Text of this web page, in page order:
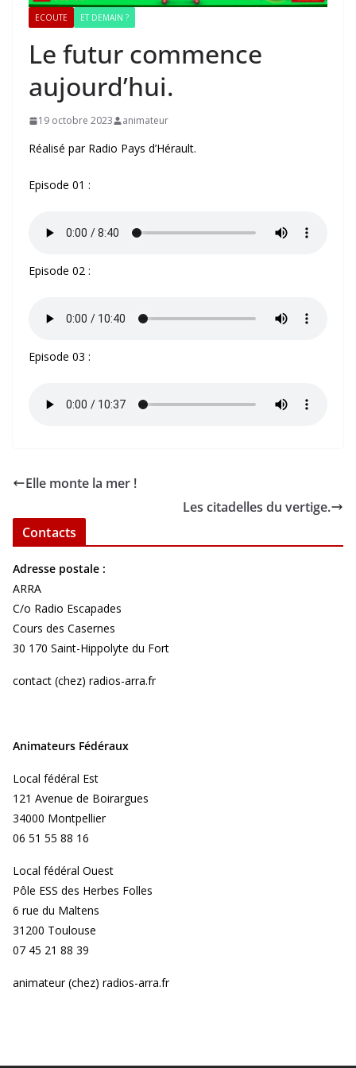
ECOUTE ET DEMAIN ?
Le futur commence
aujourd’hui.
19 octobre 2023 animateur
Réalisé par Radio Pays d’Hérault.
Episode 01 :
Episode 02 :
Episode 03 :
Elle monte la mer !
Les citadelles du vertige.
Contacts
Adresse postale :
ARRA
C/o Radio Escapades
Cours des Casernes
30 170 Saint-Hippolyte du Fort
contact (chez) radios-arra.fr
Animateurs Fédéraux
Local fédéral Est
121 Avenue de Boirargues
34000 Montpellier
06 51 55 88 16
Local fédéral Ouest
Pôle ESS des Herbes Folles
6 rue du Maltens
31200 Toulouse
07 45 21 88 39
animateur (chez) radios-arra.fr